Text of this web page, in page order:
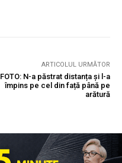
ARTICOLUL URMĂTOR
FOTO: N-a păstrat distanța și l-a
împins pe cel din față până pe
arătură